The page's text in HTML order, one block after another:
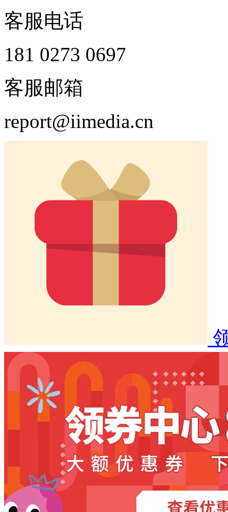
客服电话
181 0273 0697
客服邮箱
report@iimedia.cn